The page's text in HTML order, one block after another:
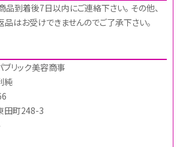
到着後7日以内にご連絡下さい。 その他、
はお受けできませんのでご了承下さい。
リック美容商事
純
田町248-3